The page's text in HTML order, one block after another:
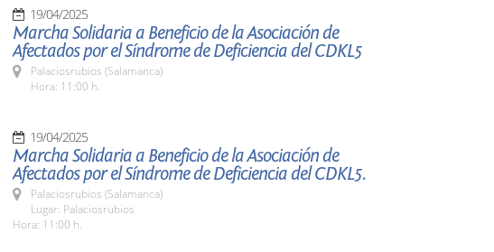
19/04/2025
Marcha Solidaria a Beneficio de la Asociación de
Afectados por el Síndrome de Deficiencia del CDKL5
Palaciosrubios (Salamanca)
Hora: 11:00 h.
19/04/2025
Marcha Solidaria a Beneficio de la Asociación de
Afectados por el Síndrome de Deficiencia del CDKL5.
Palaciosrubios (Salamanca)
Lugar: Palaciosrubios
Hora: 11:00 h.